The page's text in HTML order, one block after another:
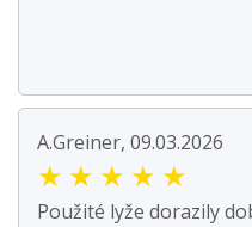
A.Greiner, 09.03.2026
★ ★ ★ ★ ★
Použité lyže dorazily